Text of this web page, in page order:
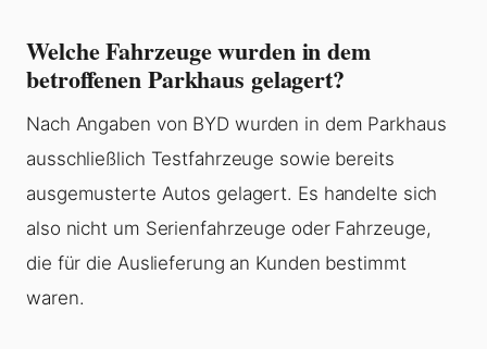
Welche Fahrzeuge wurden in dem
betroffenen Parkhaus gelagert?
Nach Angaben von BYD wurden in dem Parkhaus
ausschließlich Testfahrzeuge sowie bereits
ausgemusterte Autos gelagert. Es handelte sich
also nicht um Serienfahrzeuge oder Fahrzeuge,
die für die Auslieferung an Kunden bestimmt
waren.